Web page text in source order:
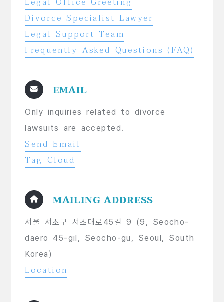
Divorce Specialist Lawyer
Legal Support Team
Frequently Asked Questions (FAQ)
EMAIL
Only inquiries related to divorce
lawsuits are accepted.
Send Email
Tag Cloud
MAILING ADDRESS
서울 서초구 서초대로45길 9 (9, Seocho-
daero 45-gil, Seocho-gu, Seoul, South
Korea)
Location